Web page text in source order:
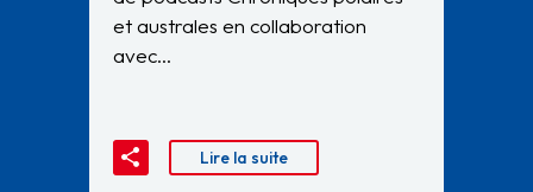
et australes en collaboration
avec…
Lire la suite